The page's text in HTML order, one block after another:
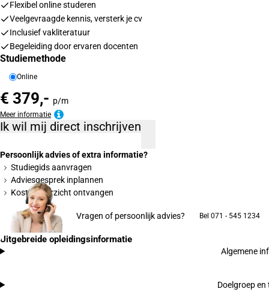
Flexibel online studeren
Veelgevraagde kennis, versterk je cv
Inclusief vakliteratuur
Begeleiding door ervaren docenten
Studiemethode
Online
€ 379,- p/m
Meer informatie
Ik wil mij direct inschrijven
Persoonlijk advies of extra informatie?
Studiegids aanvragen
Adviesgesprek inplannen
Kostenoverzicht ontvangen
Vragen of persoonlijk advies? Bel 071 - 545 1234
Uitgebreide opleidingsinformatie
Algemene
Doelgroep